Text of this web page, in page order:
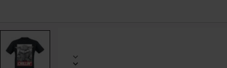
www.emp-
p/the-